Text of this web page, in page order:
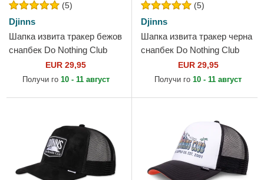
(5)
Djinns
Шапка извита тракер бежов
снапбек Do Nothing Club
HFT DNC Sloth от Djinns
EUR 29,95
Получи го 10 - 11 август
(5)
Djinns
Шапка извита тракер черна
снапбек Do Nothing Club
HFT DNC 30th от Djinns
EUR 29,95
Получи го 10 - 11 август